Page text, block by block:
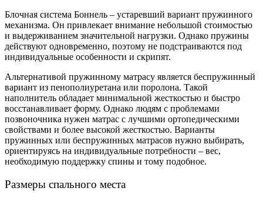
Блочная система Боннель – устаревший вариант пружинного
механизма. Он привлекает внимание небольшой стоимостью
и выдерживанием значительной нагрузки. Однако пружины
действуют одновременно, поэтому не подстраиваются под
индивидуальные особенности и скрипят.
Альтернативой пружинному матрасу является беспружинный
вариант из пенополиуретана или поролона. Такой
наполнитель обладает минимальной жесткостью и быстро
восстанавливает форму. Однако людям с проблемами
позвоночника нужен матрас с лучшими ортопедическими
свойствами и более высокой жесткостью. Варианты
пружинных или беспружинных матрасов нужно выбирать,
ориентируясь на индивидуальные потребности – вес,
необходимую поддержку спины и тому подобное.
Размеры спального места